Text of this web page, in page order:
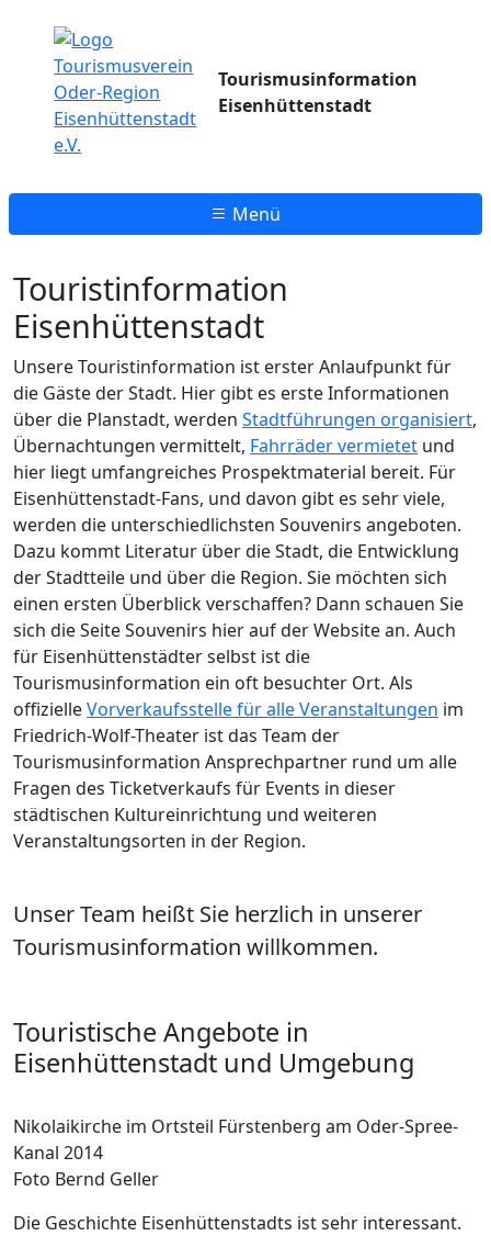
Tourismusinformation
Eisenhüttenstadt
Menü
Touristinformation
Eisenhüttenstadt
Unsere Touristinformation ist erster Anlaufpunkt für
die Gäste der Stadt. Hier gibt es erste Informationen
über die Planstadt, werden Stadtführungen organisiert,
Übernachtungen vermittelt, Fahrräder vermietet und
hier liegt umfangreiches Prospektmaterial bereit. Für
Eisenhüttenstadt-Fans, und davon gibt es sehr viele,
werden die unterschiedlichsten Souvenirs angeboten.
Dazu kommt Literatur über die Stadt, die Entwicklung
der Stadtteile und über die Region. Sie möchten sich
einen ersten Überblick verschaffen? Dann schauen Sie
sich die Seite Souvenirs hier auf der Website an. Auch
für Eisenhüttenstädter selbst ist die
Tourismusinformation ein oft besuchter Ort. Als
offizielleVorverkaufsstelle für alle Veranstaltungen im
Friedrich-Wolf-Theater ist das Team der
Tourismusinformation Ansprechpartner rund um alle
Fragen des Ticketverkaufs für Events in dieser
städtischen Kultureinrichtung und weiteren
Veranstaltungsorten in der Region.
Unser Team heißt Sie herzlich in unserer
Tourismusinformation willkommen.
Touristische Angebote in
Eisenhüttenstadt und Umgebung
Nikolaikirche im Ortsteil Fürstenberg am Oder-Spree-
Kanal 2014
Foto Bernd Geller
Die Geschichte Eisenhüttenstadts ist sehr interessant.